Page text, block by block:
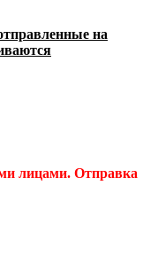
на
лицами. Отправка